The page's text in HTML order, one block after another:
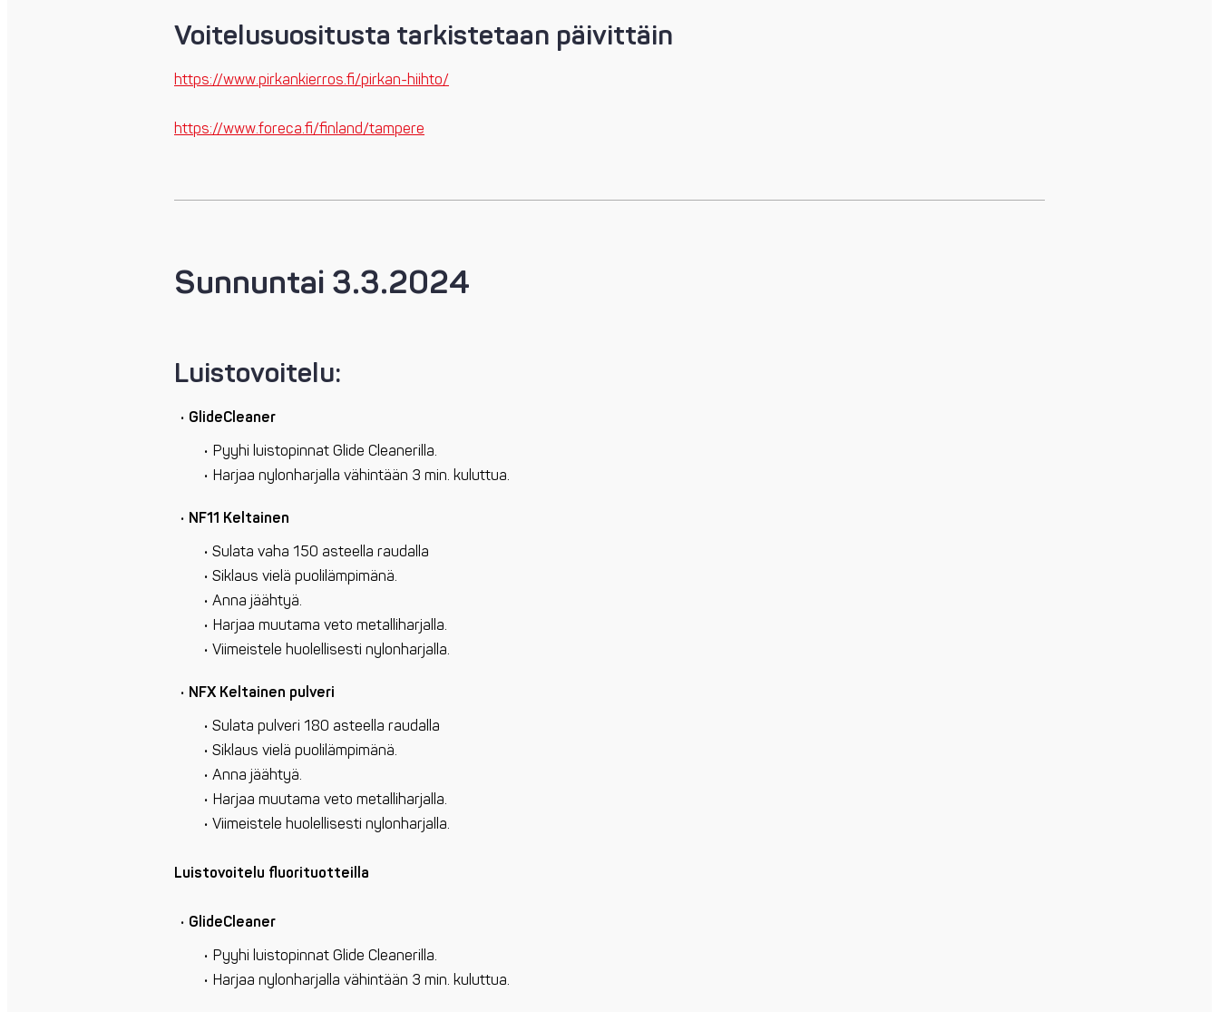
Voitelusuositusta tarkistetaan päivittäin
https://www.pirkankierros.fi/pirkan-hiihto/
https://www.foreca.fi/finland/tampere
Sunnuntai 3.3.2024
Luistovoitelu:
GlideCleaner
Pyyhi luistopinnat Glide Cleanerilla.
Harjaa nylonharjalla vähintään 3 min. kuluttua.
NF11 Keltainen
Sulata vaha 150 asteella raudalla
Siklaus vielä puolilämpimänä.
Anna jäähtyä.
Harjaa muutama veto metalliharjalla.
Viimeistele huolellisesti nylonharjalla.
NFX Keltainen pulveri
Sulata pulveri 180 asteella raudalla
Siklaus vielä puolilämpimänä.
Anna jäähtyä.
Harjaa muutama veto metalliharjalla.
Viimeistele huolellisesti nylonharjalla.
Luistovoitelu fluorituotteilla
GlideCleaner
Pyyhi luistopinnat Glide Cleanerilla.
Harjaa nylonharjalla vähintään 3 min. kuluttua.